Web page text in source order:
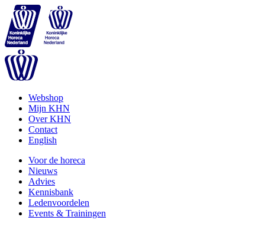
Webshop
Mijn KHN
Over KHN
Contact
English
Voor de horeca
Nieuws
Advies
Kennisbank
Ledenvoordelen
Events & Trainingen